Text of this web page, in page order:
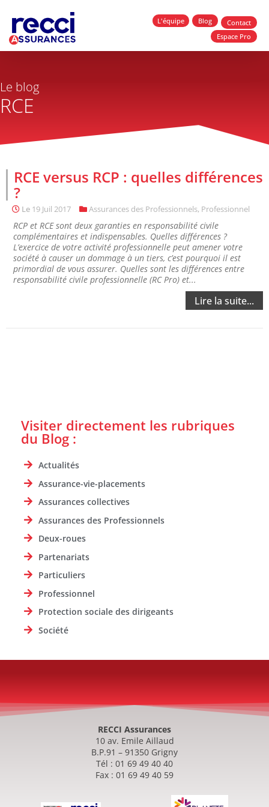
L'équipe Blog
Contact
Espace Pro
Le blog
RCE
RCE versus RCP : quelles différences
?
Le 19 Juil 2017 Assurances des Professionnels, Professionnel
RCP et RCE sont deux garanties en responsabilité civile
complémentaires et indispensables. Quelles différences ?
L’exercice de votre activité professionnelle peut amener votre
société à causer un dommage à un tiers, c’est pourquoi il est
primordial de vous assurer. Quelles sont les différences entre
responsabilité civile professionnelle (RC Pro) et...
Lire la suite...
Visiter directement les rubriques
du Blog :
Actualités
Assurance-vie-placements
Assurances collectives
Assurances des Professionnels
Deux-roues
Partenariats
Particuliers
Professionnel
Protection sociale des dirigeants
Société
RECCI Assurances
10 av. Emile Aillaud
B.P.91 – 91350 Grigny
Tél : 01 69 49 40 40
Fax : 01 69 49 40 59